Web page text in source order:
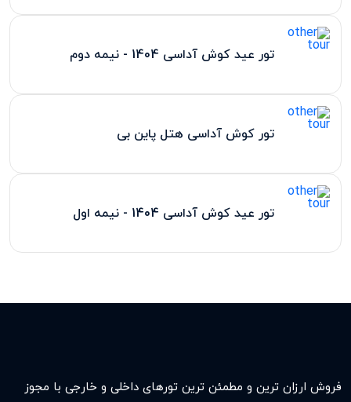
تور عید کوش آداسی 1404 - نیمه دوم
تور کوش آداسی هتل پاین بی
تور عید کوش آداسی 1404 - نیمه اول
فروش ارزان ترین و مطمئن ترین تورهای داخلی و خارجی با مجوز